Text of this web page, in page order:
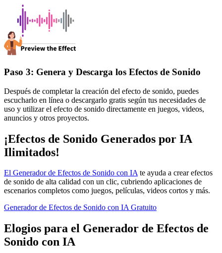
Paso 3: Genera y Descarga los Efectos de Sonido
Después de completar la creación del efecto de sonido, puedes
escucharlo en línea o descargarlo gratis según tus necesidades de
uso y utilizar el efecto de sonido directamente en juegos, videos,
anuncios y otros proyectos.
¡Efectos de Sonido Generados por IA
Ilimitados!
El Generador de Efectos de Sonido con IAte ayuda a crear efectos
de sonido de alta calidad con un clic, cubriendo aplicaciones de
escenarios completos como juegos, películas, videos cortos y más.
Generador de Efectos de Sonido con IA Gratuito
Elogios para el Generador de Efectos de
Sonido con IA